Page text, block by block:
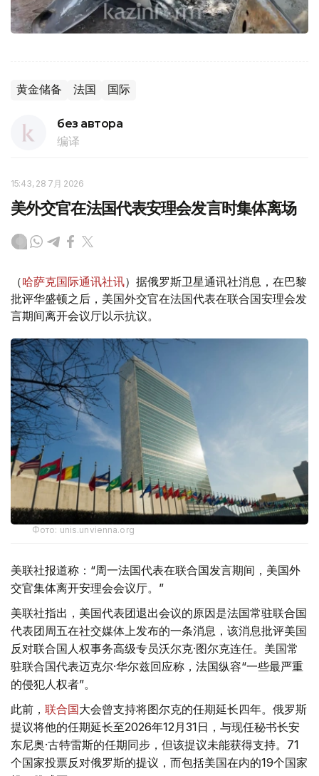
黄金储备 法国 国际
без автора
编译
15:43, 28 7月 2026
美外交官在法国代表安理会发言时集体离场
（哈萨克国际通讯社讯）据俄罗斯卫星通讯社消息，在巴黎
批评华盛顿之后，美国外交官在法国代表在联合国安理会发
言期间离开会议厅以示抗议。
Фото: unis.unvienna.org
美联社报道称：“周一法国代表在联合国发言期间，美国外
交官集体离开安理会会议厅。”
美联社指出，美国代表团退出会议的原因是法国常驻联合国
代表团周五在社交媒体上发布的一条消息，该消息批评美国
反对联合国人权事务高级专员沃尔克·图尔克连任。美国常
驻联合国代表迈克尔·华尔兹回应称，法国纵容“一些最严重
的侵犯人权者”。
此前， 联合国大会曾支持将图尔克的任期延长四年。俄罗斯
提议将他的任期延长至2026年12月31日，与现任秘书长安
东尼奥·古特雷斯的任期同步，但该提议未能获得支持。71
个国家投票反对俄罗斯的提议，而包括美国在内的19个国家